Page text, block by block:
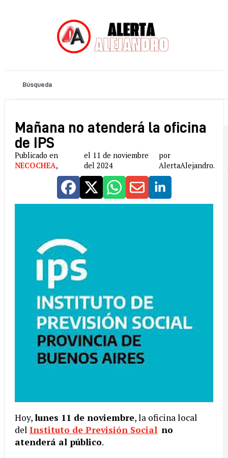
Mañana no atenderá la oficina
de IPS
Publicado en
NECOCHEA,
el 11 de noviembre
del 2024
por
AlertaAlejandro.
Hoy,lunes 11 de noviembre, la oficina local
del Instituto de Previsión Social no
atenderá al público.